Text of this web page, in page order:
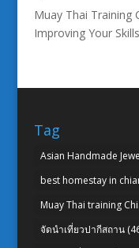
Muay Thai Training
Improving Your
Tag
Asian Handmade
best homestay in
Muay Thai training
จัดนำเที่ยวปากีสถาน